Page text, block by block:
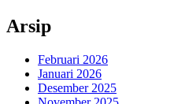
Arsip
Februari 2026
Januari 2026
Desember 2025